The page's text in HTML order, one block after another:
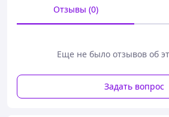
Отзывы (0)
Еще не было отзывов об
Задать вопрос